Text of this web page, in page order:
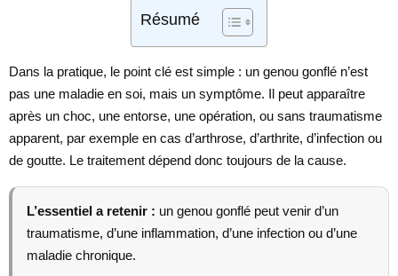
Résumé
Dans la pratique, le point clé est simple : un genou gonflé n’est
pas une maladie en soi, mais un symptôme. Il peut apparaître
après un choc, une entorse, une opération, ou sans traumatisme
apparent, par exemple en cas d’arthrose, d’arthrite, d’infection ou
de goutte. Le traitement dépend donc toujours de la cause.
L’essentiel a retenir : un genou gonflé peut venir d’un
traumatisme, d’une inflammation, d’une infection ou d’une
maladie chronique.